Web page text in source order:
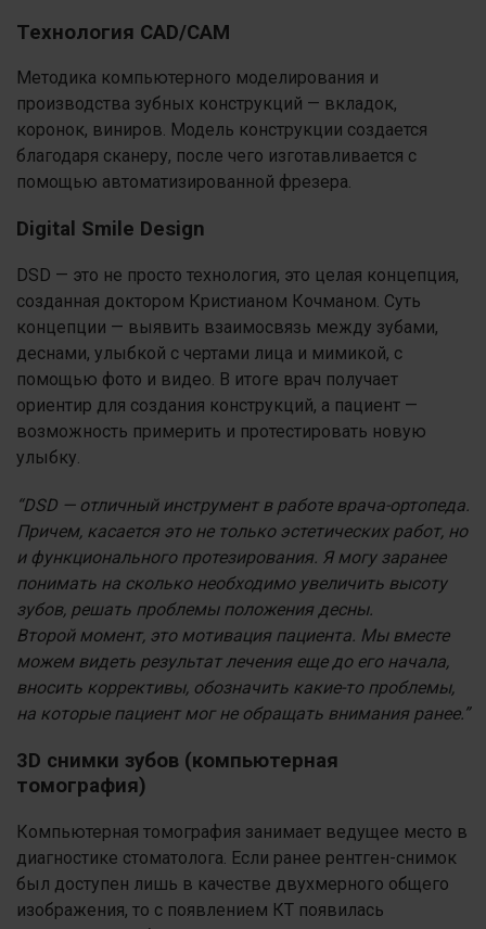
Технология CAD/CAM
Методика компьютерного моделирования и
производства зубных конструкций — вкладок,
коронок, виниров. Модель конструкции создается
благодаря сканеру, после чего изготавливается с
помощью автоматизированной фрезера.
Digital Smile Design
DSD — это не просто технология, это целая концепция,
созданная доктором Кристианом Кочманом. Суть
концепции — выявить взаимосвязь между зубами,
деснами, улыбкой с чертами лица и мимикой, с
помощью фото и видео. В итоге врач получает
ориентир для создания конструкций, а пациент —
возможность примерить и протестировать новую
улыбку.
“DSD — отличный инструмент в работе врача-ортопеда.
Причем, касается это не только эстетических работ, но
и функционального протезирования. Я могу заранее
понимать на сколько необходимо увеличить высоту
зубов, решать проблемы положения десны.
Второй момент, это мотивация пациента. Мы вместе
можем видеть результат лечения еще до его начала,
вносить коррективы, обозначить какие-то проблемы,
на которые пациент мог не обращать внимания ранее.”
3D снимки зубов (компьютерная
томография)
Компьютерная томография занимает ведущее место в
диагностике стоматолога. Если ранее рентген-снимок
был доступен лишь в качестве двухмерного общего
изображения, то с появлением КТ появилась